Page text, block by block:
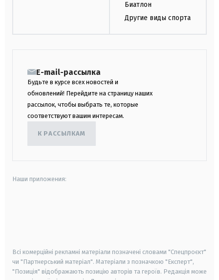
Биатлон
Другие виды спорта
E-mail-рассылка
Будьте в курсе всех новостей и
обновлений! Перейдите на страницу наших
рассылок, чтобы выбрать те, которые
соответствуют вашим интересам.
К РАССЫЛКАМ
Наши приложения:
Всі комерційні рекламні матеріали позначені словами "Спецпроєкт"
чи "Партнерський матеріал". Матеріали з позначкою "Експерт",
"Позиція" відображають позицію авторів та героїв. Редакція може